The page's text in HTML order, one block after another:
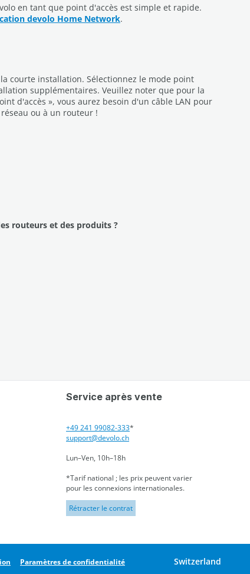
en tant que point d'accès est simple et rapide.
devolo Home Network.
courte installation. Sélectionnez le mode point
supplémentaires. Veuillez noter que pour la
d'accès », vous aurez besoin d'un câble LAN pour
ou à un routeur !
routeurs et des produits ?
Service après vente
+49 241 99082-333*
support@devolo.ch
Lun–Ven, 10h–18h
*Tarif national ; les prix peuvent varier
pour les connexions internationales.
Rétracter le contrat
Paramètres de confidentialité Switzerland